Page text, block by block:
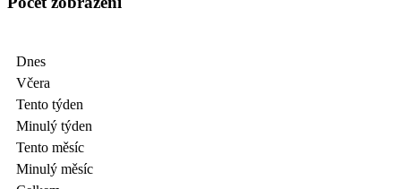
Dnes
Včera
Tento týden
Minulý týden
Tento měsíc
Minulý měsíc